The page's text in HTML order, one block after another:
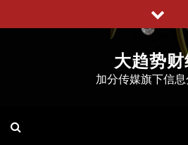
至
大趋势
加分传媒旗下信